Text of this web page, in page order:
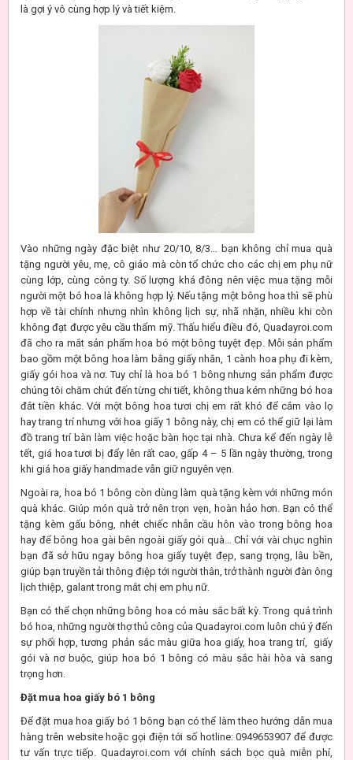
là gợi ý vô cùng hợp lý và tiết kiệm.
Vào những ngày đặc biệt như 20/10, 8/3… bạn không chỉ mua quà
tặng người yêu, mẹ, cô giáo mà còn tổ chức cho các chị em phụ nữ
cùng lớp, cùng công ty. Số lượng khá đông nên việc mua tặng mỗi
người một bó hoa là không hợp lý. Nếu tặng một bông hoa thì sẽ phù
hợp về tài chính nhưng nhìn không lịch sự, nhã nhặn, nhiều khi còn
không đạt được yêu cầu thẩm mỹ. Thấu hiểu điều đó, Quadayroi.com
đã cho ra mắt sản phẩm hoa bó một bông tuyệt đẹp. Mỗi sản phẩm
bao gồm một bông hoa làm bằng giấy nhăn, 1 cành hoa phụ đi kèm,
giấy gói hoa và nơ. Tuy chỉ là hoa bó 1 bông nhưng sản phẩm được
chúng tôi chăm chút đến từng chi tiết, không thua kém những bó hoa
đắt tiền khác. Với một bông hoa tươi chị em rất khó để cắm vào lọ
hay trang trí nhưng với hoa giấy 1 bông này, chị em có thể giữ lại làm
đồ trang trí bàn làm việc hoặc bàn học tại nhà. Chưa kể đến ngày lễ
tết, giá hoa tươi bị đẩy lên rất cao, gấp 4 – 5 lần ngày thường, trong
khi giá hoa giấy handmade vẫn giữ nguyên vẹn.
Ngoài ra, hoa bó 1 bông còn dùng làm quà tặng kèm với những món
quà khác. Giúp món quà trở nên trọn vẹn, hoàn hảo hơn. Bạn có thể
tặng kèm gấu bông, nhét chiếc nhẫn cầu hôn vào trong bông hoa
hay để bông hoa gài bên ngoài giấy gói quà… Chỉ với vài chục nghìn
bạn đã sở hữu ngay bông hoa giấy tuyệt đẹp, sang trọng, lâu bền,
giúp bạn truyền tải thông điệp tới người thân, trở thành người đàn ông
lịch thiệp, galant trong mắt chị em phụ nữ.
Bạn có thể chọn những bông hoa có màu sắc bất kỳ. Trong quá trình
bó hoa, những người thợ thủ công của Quadayroi.com luôn chú ý đến
sự phối hợp, tương phản sắc màu giữa hoa giấy, hoa trang trí, giấy
gói và nơ buộc, giúp hoa bó 1 bông có màu sắc hài hòa và sang
trọng hơn.
Đặt mua hoa giấy bó 1 bông
Để đặt mua hoa giấy bó 1 bông bạn có thể làm theo hướng dẫn mua
hàng trên website hoặc gọi điện tới số hotline: 0949653907 để được
tư vấn trực tiếp. Quadayroi.com với chính sách bọc quà miễn phí,